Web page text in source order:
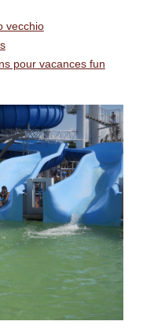
vecchio
pour vacances fun